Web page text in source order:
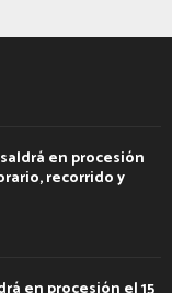
en procesión
recorrido y